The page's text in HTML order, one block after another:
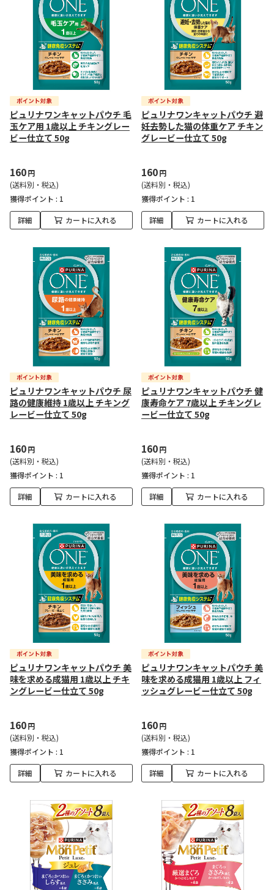
ピュリナワンキャットパウチ 毛
玉ケア用 1歳以上 チキングレー
ビー仕立て 50g
160円
(送料別・税込)
獲得ポイント : 1
詳細 カートに入れる
ピュリナワンキャットパウチ 避
妊去勢した猫の体重ケア チキン
グレービー仕立て 50g
160円
(送料別・税込)
獲得ポイント : 1
詳細 カートに入れる
ピュリナワンキャットパウチ 尿
路の健康維持 1歳以上 チキング
レービー仕立て 50g
160円
(送料別・税込)
獲得ポイント : 1
詳細 カートに入れる
ピュリナワンキャットパウチ 健
康寿命ケア 7歳以上 チキングレ
ービー仕立て 50g
160円
(送料別・税込)
獲得ポイント : 1
詳細 カートに入れる
ピュリナワンキャットパウチ 美
味を求める成猫用 1歳以上 チキ
ングレービー仕立て 50g
160円
(送料別・税込)
獲得ポイント : 1
詳細 カートに入れる
ピュリナワンキャットパウチ 美
味を求める成猫用 1歳以上 フィ
ッシュグレービー仕立て 50g
160円
(送料別・税込)
獲得ポイント : 1
詳細 カートに入れる